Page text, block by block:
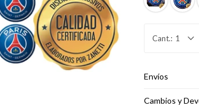
1
Envíos
Cambios y